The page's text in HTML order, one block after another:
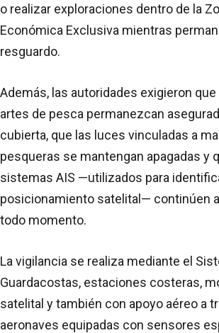
o realizar exploraciones dentro de la
Económica Exclusiva mientras
resguardo.
Además, las autoridades exigieron
artes de pesca permanezcan
cubierta, que las luces vinculadas a
pesqueras se mantengan apagadas y
sistemas AIS —utilizados para
posicionamiento satelital— continúen
todo momento.
La vigilancia se realiza mediante el
Guardacostas, estaciones costeras,
satelital y también con apoyo aéreo a
aeronaves equipadas con sensores